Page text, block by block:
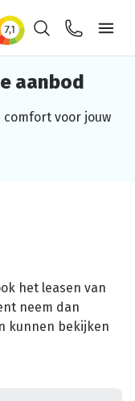
ZoekenContact
aanbod
comfort voor jouw
het leasen van
neem dan
kunnen bekijken